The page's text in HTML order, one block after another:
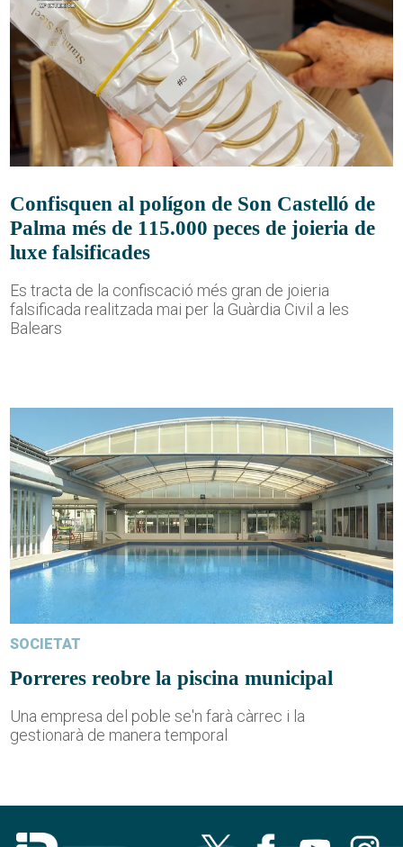
Confisquen al polígon de Son Castelló de
Palma més de 115.000 peces de joieria de
luxe falsificades
Es tracta de la confiscació més gran de joieria
falsificada realitzada mai per la Guàrdia Civil a les
Balears
SOCIETAT
Porreres reobre la piscina municipal
Una empresa del poble se'n farà càrrec i la
gestionarà de manera temporal